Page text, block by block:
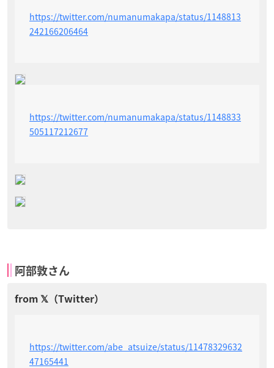
https://twitter.com/numanumakapa/status/1148813
242166206464
https://twitter.com/numanumakapa/status/1148833
505117212677
阿部敦さん
https://twitter.com/abe_atsuize/status/11478329632
47165441